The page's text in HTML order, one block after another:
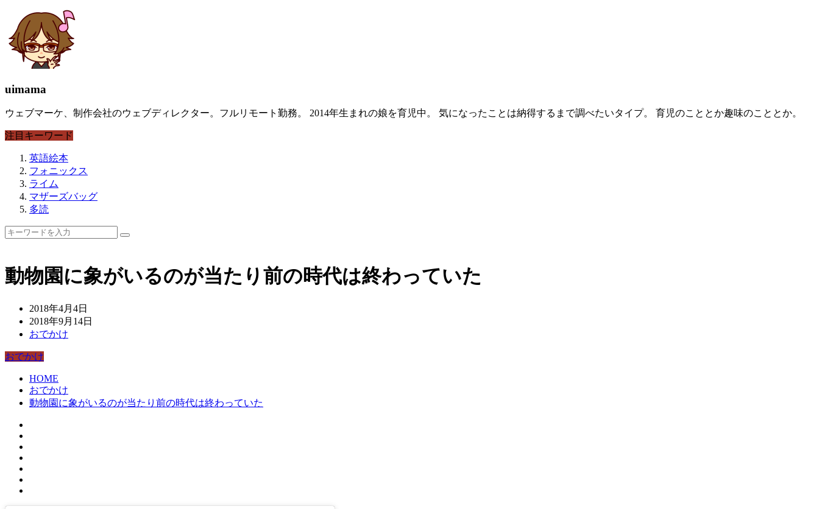
uimama
ウェブマーケ、制作会社のウェブディレクター。フルリモート勤務。 2014年生まれの娘を育児中。 気になったことは納得するまで調べたいタイプ。 育児のこととか趣味のこととか。
注目キーワード
英語絵本
フォニックス
ライム
マザーズバッグ
多読
動物園に象がいるのが当たり前の時代は終わっていた
2018年4月4日
2018年9月14日
おでかけ
おでかけ
HOME
おでかけ
動物園に象がいるのが当たり前の時代は終わっていた